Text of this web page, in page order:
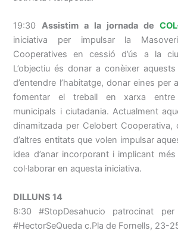
19:30Assistim a la jornada de
iniciativa per impulsar la
Cooperatives en cessió d’ús a la
L’objectiu és donar a conèixer
d’entendre l’habitatge, donar eines per
fomentar el treball en xarxa entre
municipals i ciutadania. Actualment
dinamitzada per Celobert Cooperativa,
d’altres entitats que volen impulsar
idea d’anar incorporant i implicant
col·laborar en aquesta iniciativa.
DILLUNS 14
8:30 #StopDesahucio patrocinat
#HectorSeQueda c.Pla de Fornells, 23-